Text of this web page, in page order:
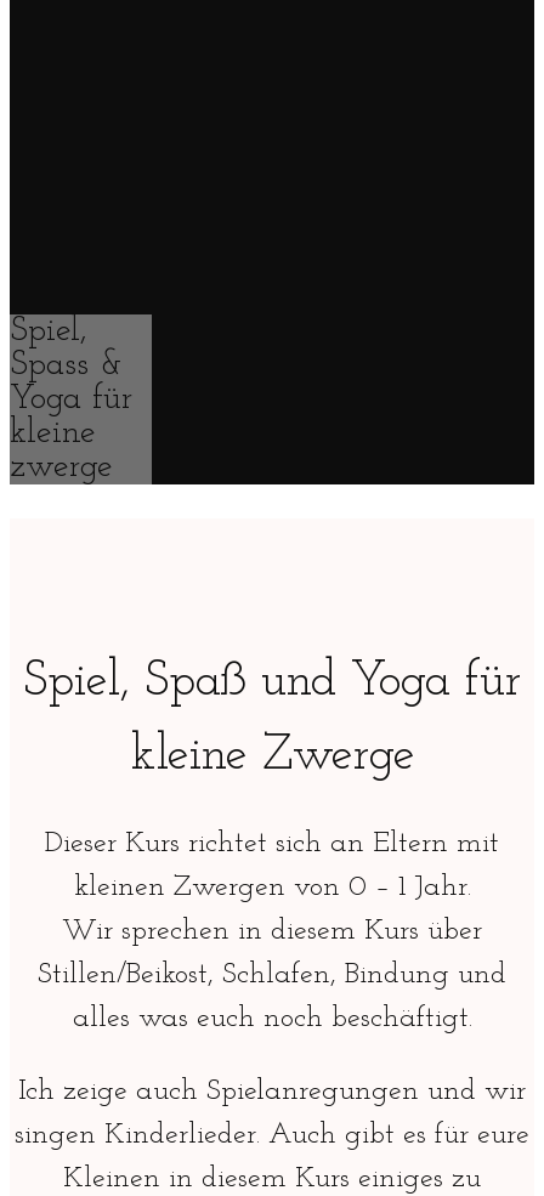
Spiel,
Spass &
Yoga für
kleine
zwerge
Spiel, Spaß und Yoga für
kleine Zwerge
Dieser Kurs richtet sich an Eltern mit
kleinen Zwergen von 0 – 1 Jahr.
Wir sprechen in diesem Kurs über
Stillen/Beikost, Schlafen, Bindung und
alles was euch noch beschäftigt.
Ich zeige auch Spielanregungen und wir
singen Kinderlieder. Auch gibt es für eure
Kleinen in diesem Kurs einiges zu